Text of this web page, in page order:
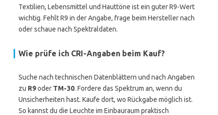
Textilien, Lebensmittel und Hauttöne ist ein guter R9-Wert
wichtig. Fehlt R9 in der Angabe, frage beim Hersteller nach
oder schaue nach Spektraldaten.
Wie prüfe ich CRI-Angaben beim Kauf?
Suche nach technischen Datenblättern und nach Angaben
zu R9oder TM-30. Fordere das Spektrum an, wenn du
Unsicherheiten hast. Kaufe dort, wo Rückgabe möglich ist.
So kannst du die Leuchte im Einbauraum praktisch